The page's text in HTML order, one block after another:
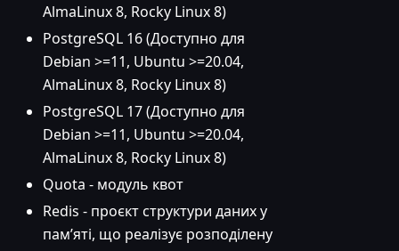
AlmaLinux 8, Rocky Linux 8)
PostgreSQL 16 (Доступно для
Debian >=11, Ubuntu >=20.04,
AlmaLinux 8, Rocky Linux 8)
PostgreSQL 17 (Доступно для
Debian >=11, Ubuntu >=20.04,
AlmaLinux 8, Rocky Linux 8)
Quota - модуль квот
Redis - проєкт структури даних у
пам’яті, що реалізує розподілену